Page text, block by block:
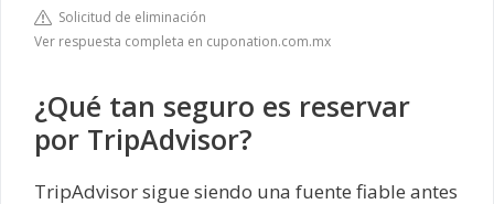
Solicitud de eliminación
Ver respuesta completa en cuponation.com.mx
¿Qué tan seguro es reservar
por TripAdvisor?
TripAdvisor sigue siendo una fuente fiable antes